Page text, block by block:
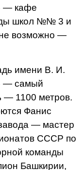
— кафе
школ №№ 3 и
возможно —
имени В. И.
— самый
— 1100 метров.
Фанис
— мастер
СССР по
команды
Башкирии,